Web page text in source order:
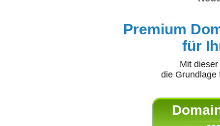
Premium
für
Mit
die